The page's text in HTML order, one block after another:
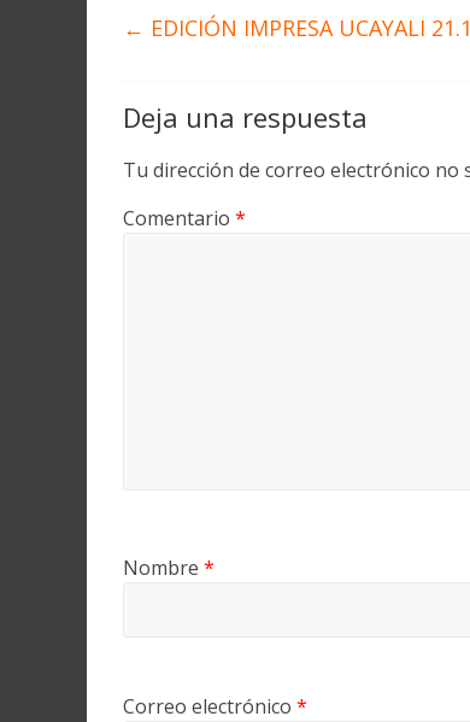
← EDICIÓN IMPRESA UCAYALI
Deja una respuesta
Tu dirección de correo electrónico no
Comentario *
Nombre *
Correo electrónico *